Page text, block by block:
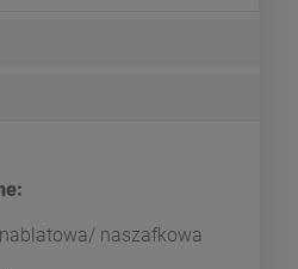
naszafkowa